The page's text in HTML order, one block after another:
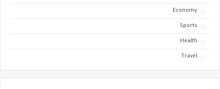
Economy
Sports
Health
Travel